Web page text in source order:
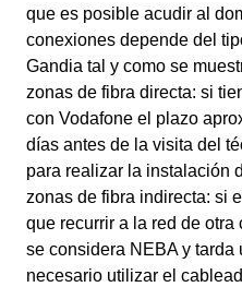
que es posible acudir al
conexiones depende del
Gandia tal y como se
zonas de fibra directa: si
con Vodafone el plazo
días antes de la visita del
para realizar la instalación
zonas de fibra indirecta: si
que recurrir a la red de
se considera NEBA y tarda
necesario utilizar el